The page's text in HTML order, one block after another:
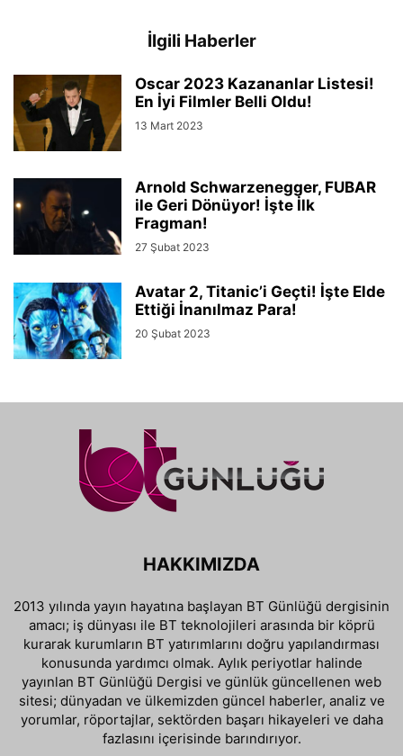
İlgili Haberler
Oscar 2023 Kazananlar Listesi!
En İyi Filmler Belli Oldu!
13 Mart 2023
Arnold Schwarzenegger, FUBAR
ile Geri Dönüyor! İşte İlk
Fragman!
27 Şubat 2023
Avatar 2, Titanic’i Geçti! İşte Elde
Ettiği İnanılmaz Para!
20 Şubat 2023
HAKKIMIZDA
2013 yılında yayın hayatına başlayan BT Günlüğü dergisinin
amacı; iş dünyası ile BT teknolojileri arasında bir köprü
kurarak kurumların BT yatırımlarını doğru yapılandırması
konusunda yardımcı olmak. Aylık periyotlar halinde
yayınlan BT Günlüğü Dergisi ve günlük güncellenen web
sitesi; dünyadan ve ülkemizden güncel haberler, analiz ve
yorumlar, röportajlar, sektörden başarı hikayeleri ve daha
fazlasını içerisinde barındırıyor.